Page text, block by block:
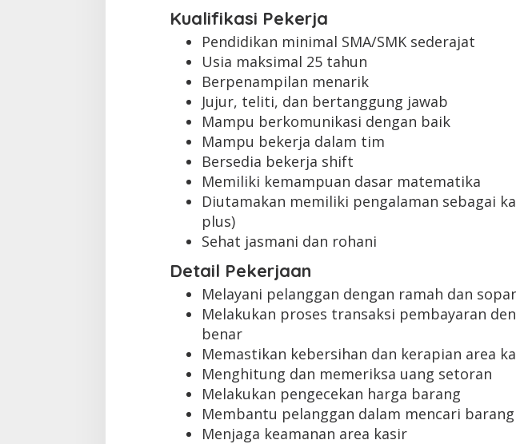
Kualifikasi Pekerja
Pendidikan minimal SMA/SMK sederajat
Usia maksimal 25 tahun
Berpenampilan menarik
Jujur, teliti, dan bertanggung jawab
Mampu berkomunikasi dengan baik
Mampu bekerja dalam tim
Bersedia bekerja shift
Memiliki kemampuan dasar matematika
Diutamakan memiliki pengalaman sebagai
plus)
Sehat jasmani dan rohani
Detail Pekerjaan
Melayani pelanggan dengan ramah dan
Melakukan proses transaksi pembayaran
benar
Memastikan kebersihan dan kerapian area
Menghitung dan memeriksa uang setoran
Melakukan pengecekan harga barang
Membantu pelanggan dalam mencari barang
Menjaga keamanan area kasir